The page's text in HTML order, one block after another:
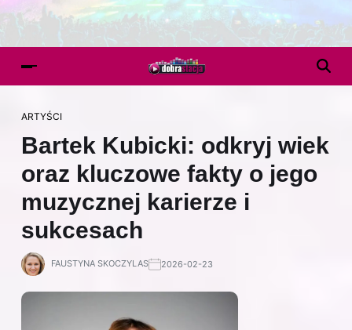
ARTYŚCI
Bartek Kubicki: odkryj wiek
oraz kluczowe fakty o jego
muzycznej karierze i
sukcesach
FAUSTYNA SKOCZYLAS 2026-02-23